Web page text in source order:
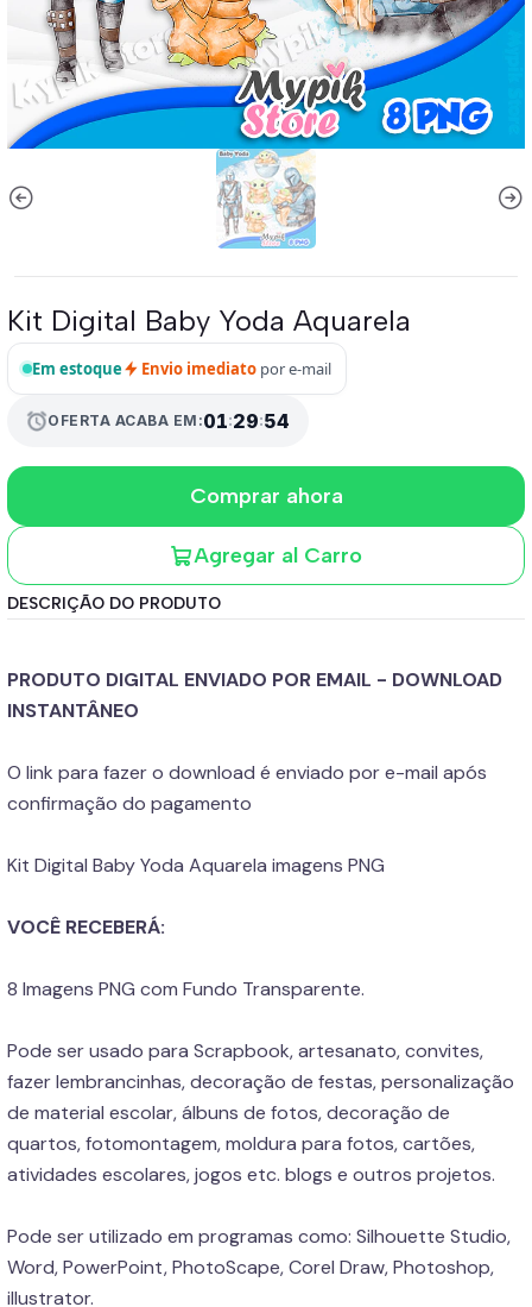
Kit Digital Baby Yoda Aquarela
Em estoque Envio imediato por e-mail
alarmOFERTA ACABA EM:01:29:54
Agregar al Carro
Comprar ahora
DESCRIÇÃO DO PRODUTO
PRODUTO DIGITAL ENVIADO POR EMAIL - DOWNLOAD
INSTANTÂNEO
O link para fazer o download é enviado por e-mail após
confirmação do pagamento
Kit Digital Baby Yoda Aquarela imagens PNG
VOCÊ RECEBERÁ:
8 Imagens PNG com Fundo Transparente.
Pode ser usado para Scrapbook, artesanato, convites,
fazer lembrancinhas, decoração de festas, personalização
de material escolar, álbuns de fotos, decoração de
quartos, fotomontagem, moldura para fotos, cartões,
atividades escolares, jogos etc. blogs e outros projetos.
Pode ser utilizado em programas como: Silhouette Studio,
Word, PowerPoint, PhotoScape, Corel Draw, Photoshop,
illustrator.